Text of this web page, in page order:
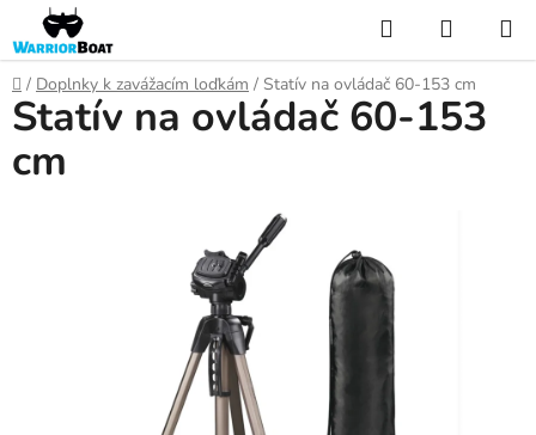
Prejsť
na
obsah
Hľadať
KOŠÍK
Domov
/ Doplnky k zavážacím loďkám / Statív na ovládač 60-153 cm
Statív na ovládač 60-153
cm